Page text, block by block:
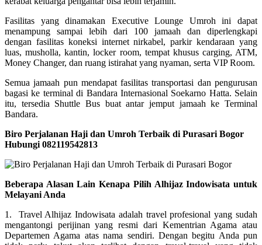
Fasilitas yang dinamakan Executive Lounge Umroh ini dapat
menampung sampai lebih dari 100 jamaah dan diperlengkapi
dengan fasilitas koneksi internet nirkabel, parkir kendaraan yang
luas, musholla, kantin, locker room, tempat khusus carging, ATM,
Money Changer, dan ruang istirahat yang nyaman, serta VIP Room.
Semua jamaah pun mendapat fasilitas transportasi dan pengurusan
bagasi ke terminal di Bandara Internasional Soekarno Hatta. Selain
itu, tersedia Shuttle Bus buat antar jemput jamaah ke Terminal
Bandara.
Biro Perjalanan Haji dan Umroh Terbaik di Purasari Bogor
Hubungi 082119542813
Beberapa Alasan Lain Kenapa Pilih Alhijaz Indowisata untuk
Melayani Anda
1. Travel Alhijaz Indowisata adalah travel profesional yang sudah
mengantongi perijinan yang resmi dari Kementrian Agama atau
Departemen Agama atas nama sendiri. Dengan begitu Anda pun